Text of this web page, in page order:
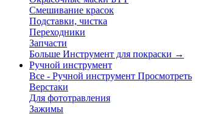
Смешивание красок
Подставки, чистка
Переходники
Запчасти
Больше Инструмент для покраски →
Ручной инструмент
Все - Ручной инструмент Просмотреть
Верстаки
Для фототравления
Зажимы